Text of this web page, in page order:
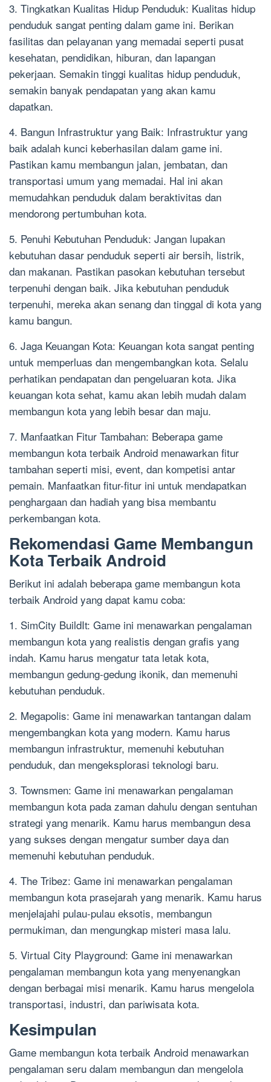
3. Tingkatkan Kualitas Hidup Penduduk: Kualitas hidup
penduduk sangat penting dalam game ini. Berikan
fasilitas dan pelayanan yang memadai seperti pusat
kesehatan, pendidikan, hiburan, dan lapangan
pekerjaan. Semakin tinggi kualitas hidup penduduk,
semakin banyak pendapatan yang akan kamu
dapatkan.
4. Bangun Infrastruktur yang Baik: Infrastruktur yang
baik adalah kunci keberhasilan dalam game ini.
Pastikan kamu membangun jalan, jembatan, dan
transportasi umum yang memadai. Hal ini akan
memudahkan penduduk dalam beraktivitas dan
mendorong pertumbuhan kota.
5. Penuhi Kebutuhan Penduduk: Jangan lupakan
kebutuhan dasar penduduk seperti air bersih, listrik,
dan makanan. Pastikan pasokan kebutuhan tersebut
terpenuhi dengan baik. Jika kebutuhan penduduk
terpenuhi, mereka akan senang dan tinggal di kota yang
kamu bangun.
6. Jaga Keuangan Kota: Keuangan kota sangat penting
untuk memperluas dan mengembangkan kota. Selalu
perhatikan pendapatan dan pengeluaran kota. Jika
keuangan kota sehat, kamu akan lebih mudah dalam
membangun kota yang lebih besar dan maju.
7. Manfaatkan Fitur Tambahan: Beberapa game
membangun kota terbaik Android menawarkan fitur
tambahan seperti misi, event, dan kompetisi antar
pemain. Manfaatkan fitur-fitur ini untuk mendapatkan
penghargaan dan hadiah yang bisa membantu
perkembangan kota.
Rekomendasi Game Membangun
Kota Terbaik Android
Berikut ini adalah beberapa game membangun kota
terbaik Android yang dapat kamu coba:
1. SimCity BuildIt: Game ini menawarkan pengalaman
membangun kota yang realistis dengan grafis yang
indah. Kamu harus mengatur tata letak kota,
membangun gedung-gedung ikonik, dan memenuhi
kebutuhan penduduk.
2. Megapolis: Game ini menawarkan tantangan dalam
mengembangkan kota yang modern. Kamu harus
membangun infrastruktur, memenuhi kebutuhan
penduduk, dan mengeksplorasi teknologi baru.
3. Townsmen: Game ini menawarkan pengalaman
membangun kota pada zaman dahulu dengan sentuhan
strategi yang menarik. Kamu harus membangun desa
yang sukses dengan mengatur sumber daya dan
memenuhi kebutuhan penduduk.
4. The Tribez: Game ini menawarkan pengalaman
membangun kota prasejarah yang menarik. Kamu harus
menjelajahi pulau-pulau eksotis, membangun
permukiman, dan mengungkap misteri masa lalu.
5. Virtual City Playground: Game ini menawarkan
pengalaman membangun kota yang menyenangkan
dengan berbagai misi menarik. Kamu harus mengelola
transportasi, industri, dan pariwisata kota.
Kesimpulan
Game membangun kota terbaik Android menawarkan
pengalaman seru dalam membangun dan mengelola